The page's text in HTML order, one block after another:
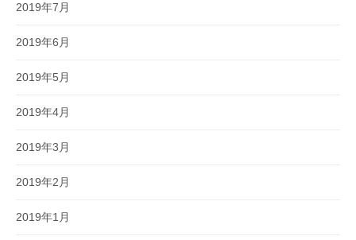
2019年7月
2019年6月
2019年5月
2019年4月
2019年3月
2019年2月
2019年1月